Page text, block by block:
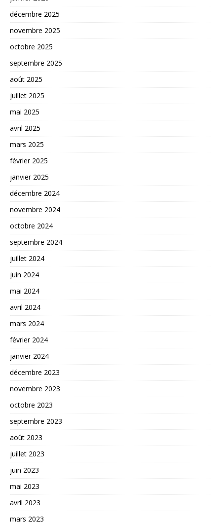
décembre 2025
novembre 2025
octobre 2025
septembre 2025
août 2025
juillet 2025
mai 2025
avril 2025
mars 2025
février 2025
janvier 2025
décembre 2024
novembre 2024
octobre 2024
septembre 2024
juillet 2024
juin 2024
mai 2024
avril 2024
mars 2024
février 2024
janvier 2024
décembre 2023
novembre 2023
octobre 2023
septembre 2023
août 2023
juillet 2023
juin 2023
mai 2023
avril 2023
mars 2023